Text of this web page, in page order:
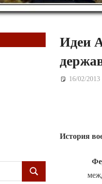
Идеи
16/02/2013
История
ПОИСК